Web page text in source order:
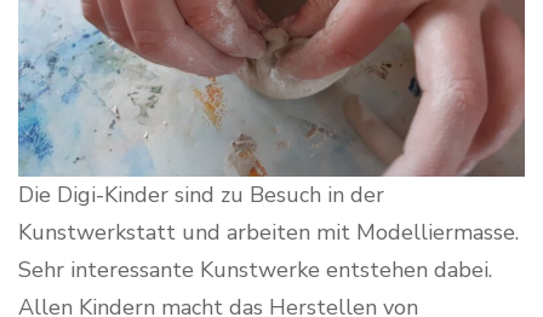
Die Digi-Kinder sind zu Besuch in der
Kunstwerkstatt und arbeiten mit Modelliermasse.
Sehr interessante Kunstwerke entstehen dabei.
Allen Kindern macht das Herstellen von